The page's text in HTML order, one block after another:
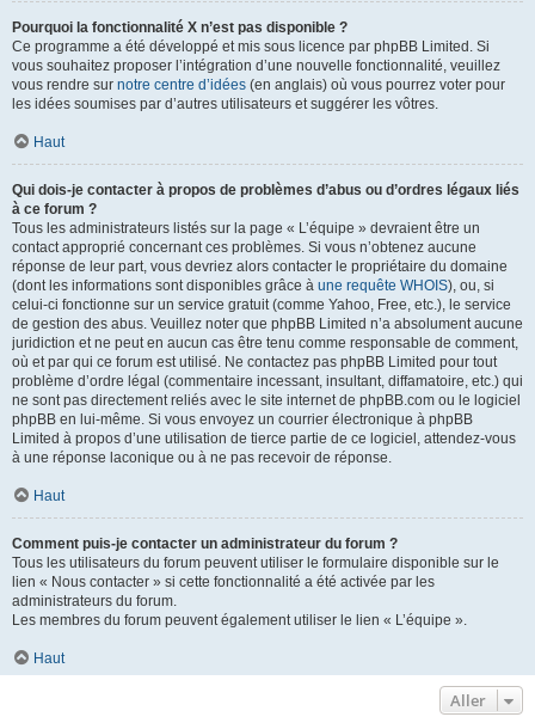
Pourquoi la fonctionnalité X n’est pas disponible ?
Ce programme a été développé et mis sous licence par phpBB Limited. Si
vous souhaitez proposer l’intégration d’une nouvelle fonctionnalité, veuillez
vous rendre sur notre centre d’idées (en anglais) où vous pourrez voter pour
les idées soumises par d’autres utilisateurs et suggérer les vôtres.
Haut
Qui dois-je contacter à propos de problèmes d’abus ou d’ordres légaux liés
à ce forum ?
Tous les administrateurs listés sur la page « L’équipe » devraient être un
contact approprié concernant ces problèmes. Si vous n’obtenez aucune
réponse de leur part, vous devriez alors contacter le propriétaire du domaine
(dont les informations sont disponibles grâce à une requête WHOIS), ou, si
celui-ci fonctionne sur un service gratuit (comme Yahoo, Free, etc.), le service
de gestion des abus. Veuillez noter que phpBB Limited n’a absolument aucune
juridiction et ne peut en aucun cas être tenu comme responsable de comment,
où et par qui ce forum est utilisé. Ne contactez pas phpBB Limited pour tout
problème d’ordre légal (commentaire incessant, insultant, diffamatoire, etc.) qui
ne sont pas directement reliés avec le site internet de phpBB.com ou le logiciel
phpBB en lui-même. Si vous envoyez un courrier électronique à phpBB
Limited à propos d’une utilisation de tierce partie de ce logiciel, attendez-vous
à une réponse laconique ou à ne pas recevoir de réponse.
Haut
Comment puis-je contacter un administrateur du forum ?
Tous les utilisateurs du forum peuvent utiliser le formulaire disponible sur le
lien « Nous contacter » si cette fonctionnalité a été activée par les
administrateurs du forum.
Les membres du forum peuvent également utiliser le lien « L’équipe ».
Haut
Aller